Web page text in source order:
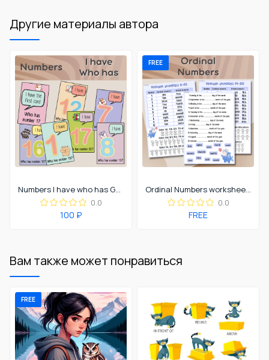
Другие материалы автора
Numbers I have who has Game
0.0
100 ₽
FREE
Ordinal Numbers worksheets
0.0
FREE
Вам также может понравиться
FREE